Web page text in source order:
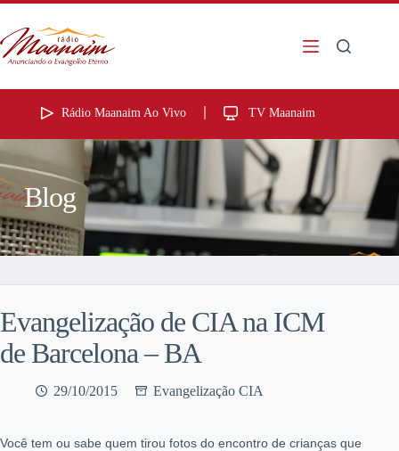
Rádio Maanaim Ao Vivo TV Maanaim
Blog
Evangelização de CIA na ICM
de Barcelona – BA
29/10/2015 Evangelização CIA
Você tem ou sabe quem tirou fotos do encontro de crianças que